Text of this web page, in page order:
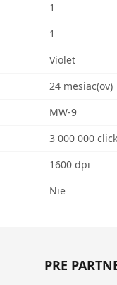
1
1
Violet
24 mesiac(ov)
MW-9
3 000 000
1600 dpi
Nie
PRE